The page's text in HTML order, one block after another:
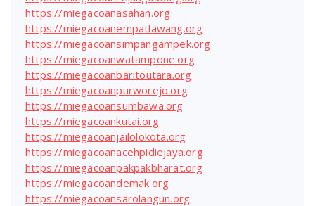
https://miegacoanasahan.org
https://miegacoanempatlawang.org
https://miegacoansimpangampek.org
https://miegacoanwatampone.org
https://miegacoanbaritoutara.org
https://miegacoanpurworejo.org
https://miegacoansumbawa.org
https://miegacoankutai.org
https://miegacoanjailolokota.org
https://miegacoanacehpidiejaya.org
https://miegacoanpakpakbharat.org
https://miegacoandemak.org
https://miegacoansarolangun.org